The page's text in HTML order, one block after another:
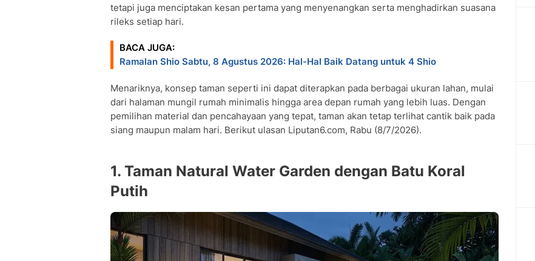
tetapi juga menciptakan kesan pertama yang menyenangkan serta menghadirkan suasana
rileks setiap hari.
BACA JUGA:
Ramalan Shio Sabtu, 8 Agustus 2026: Hal-Hal Baik Datang untuk 4 Shio
Menariknya, konsep taman seperti ini dapat diterapkan pada berbagai ukuran lahan, mulai
dari halaman mungil rumah minimalis hingga area depan rumah yang lebih luas. Dengan
pemilihan material dan pencahayaan yang tepat, taman akan tetap terlihat cantik baik pada
siang maupun malam hari. Berikut ulasan Liputan6.com, Rabu (8/7/2026).
1. Taman Natural Water Garden dengan Batu Koral
Putih